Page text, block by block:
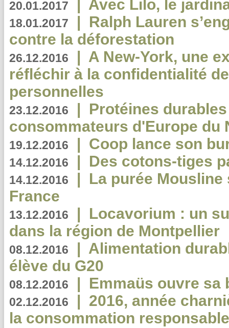
20.01.2017 | Avec Lilo, le
18.01.2017 | Ralph Lauren
contre la déforestation
26.12.2016 | A New-York, une
réfléchir à la confidentialité
personnelles
23.12.2016 | Protéines
consommateurs d'Europe du
19.12.2016 | Coop lance son
14.12.2016 | Des cotons-tiges
14.12.2016 | La purée
France
13.12.2016 | Locavorium : un
dans la région de Montpellier
08.12.2016 | Alimentation
élève du G20
08.12.2016 | Emmaüs ouvre sa
02.12.2016 | 2016, année
la consommation